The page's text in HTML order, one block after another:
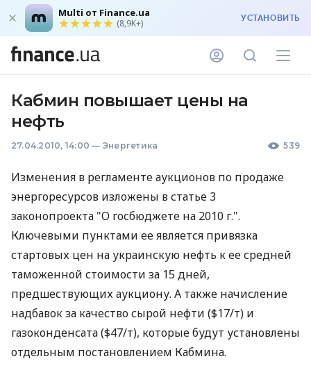
Multi от Finance.ua
(8,9K+) УСТАНОВИТЬ
Кабмин повышает цены на
нефть
27.04.2010, 14:00 — Энергетика 539
Изменения в регламенте аукционов по продаже
энергоресурсов изложены в статье 3
законопроекта "О госбюджете на 2010 г.".
Ключевыми пунктами ее является привязка
стартовых цен на украинскую нефть к ее средней
таможенной стоимости за 15 дней,
предшествующих аукциону. А также начисление
надбавок за качество сырой нефти ($17/т) и
газоконденсата ($47/т), которые будут установлены
отдельным постановлением Кабмина.